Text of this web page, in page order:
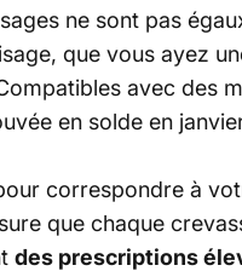
ne sont pas
que vous ayez
avec des
en solde en
correspondre à
que chaque
des prescriptions